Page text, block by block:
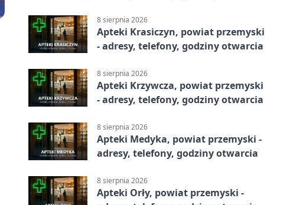
8 sierpnia 2026
Apteki Krasiczyn, powiat przemyski
- adresy, telefony, godziny otwarcia
8 sierpnia 2026
Apteki Krzywcza, powiat przemyski
- adresy, telefony, godziny otwarcia
8 sierpnia 2026
Apteki Medyka, powiat przemyski -
adresy, telefony, godziny otwarcia
8 sierpnia 2026
Apteki Orły, powiat przemyski -